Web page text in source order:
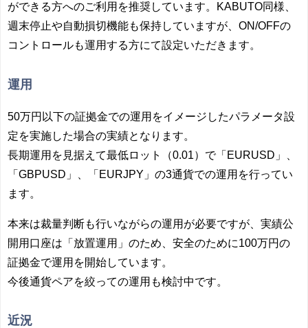
ができる方へのご利用を推奨しています。KABUTO同様、
週末停止や自動損切機能も保持していますが、ON/OFFの
コントロールも運用する方にて設定いただきます。
運用
50万円以下の証拠金での運用をイメージしたパラメータ設
定を実施した場合の実績となります。
長期運用を見据えて最低ロット（0.01）で「EURUSD」、
「GBPUSD」、「EURJPY」の3通貨での運用を行ってい
ます。
本来は裁量判断も行いながらの運用が必要ですが、実績公
開用口座は「放置運用」のため、安全のために100万円の
証拠金で運用を開始しています。
今後通貨ペアを絞っての運用も検討中です。
近況